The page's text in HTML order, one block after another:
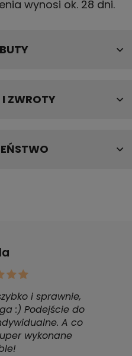
wynosi ok. 28 dni.
ZWROTY
i sprawnie,
:) Podejście do
A co
wykonane